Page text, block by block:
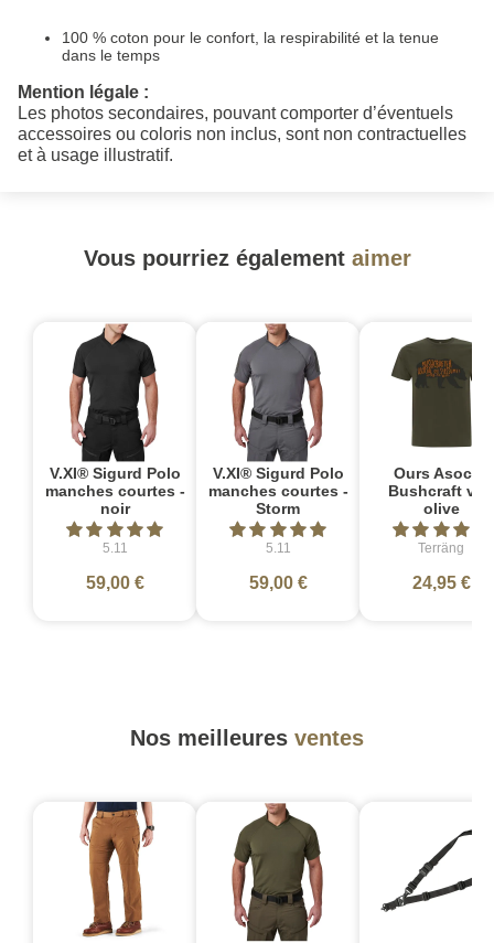
100 % coton pour le confort, la respirabilité et la tenue
dans le temps
Mention légale :
Les photos secondaires, pouvant comporter d’éventuels
accessoires ou coloris non inclus, sont non contractuelles
et à usage illustratif.
Vous pourriez également aimer
V.XI® Sigurd Polo
manches courtes -
noir
5.11
59,00 €
V.XI® Sigurd Polo
manches courtes -
Storm
5.11
59,00 €
Ours Asocial
Bushcraft vert
olive
Terräng
24,95 €
Nos meilleures ventes